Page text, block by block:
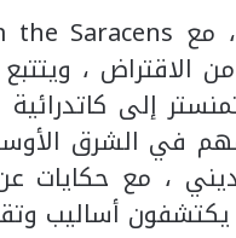
الاقتراض ،
إلى
في الشرق
، مع حكايات عن
يكتشفون أساليب